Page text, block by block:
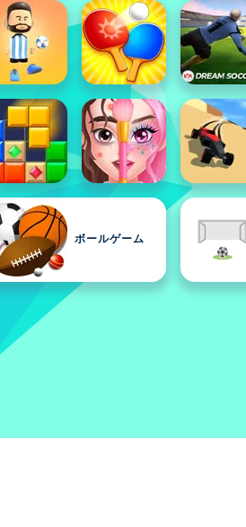
ボールゲーム